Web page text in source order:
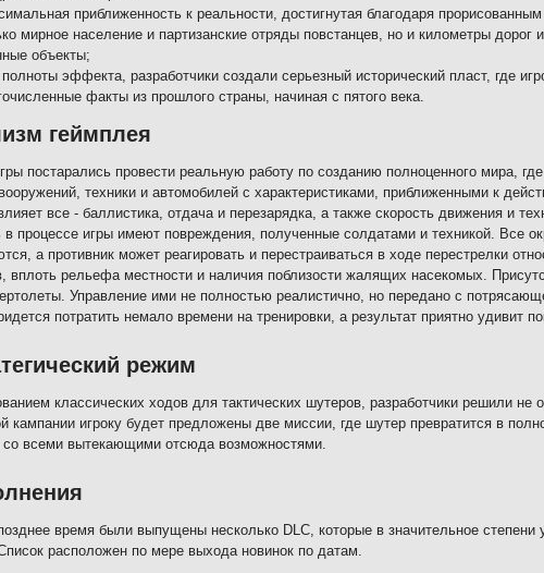
приближенность к реальности, достигнутая благодаря
мирное население и партизанские отряды повстанцев, но и километры дорог
объекты;
эффекта, разработчики создали серьезный исторический пласт, где
факты из прошлого страны, начиная с пятого века.
геймплея
постарались провести реальную работу по созданию полноценного мира,
техники и автомобилей с характеристиками, приближенными к
все - баллистика, отдача и перезарядка, а также скорость движения и
в процессе игры имеют повреждения, полученные солдатами и техникой. Все
а противник может реагировать и перестраиваться в ходе перестрелки
вплоть рельефа местности и наличия поблизости жалящих насекомых.
Управление ими не полностью реалистично, но передано с
потратить немало времени на тренировки, а результат приятно удивит
режим
классических ходов для тактических шутеров, разработчики решили не
кампании игроку будет предложены две миссии, где шутер превратится в
со всеми вытекающими отсюда возможностями.
время были выпущены несколько DLC, которые в значительное
расположен по мере выхода новинок по датам.